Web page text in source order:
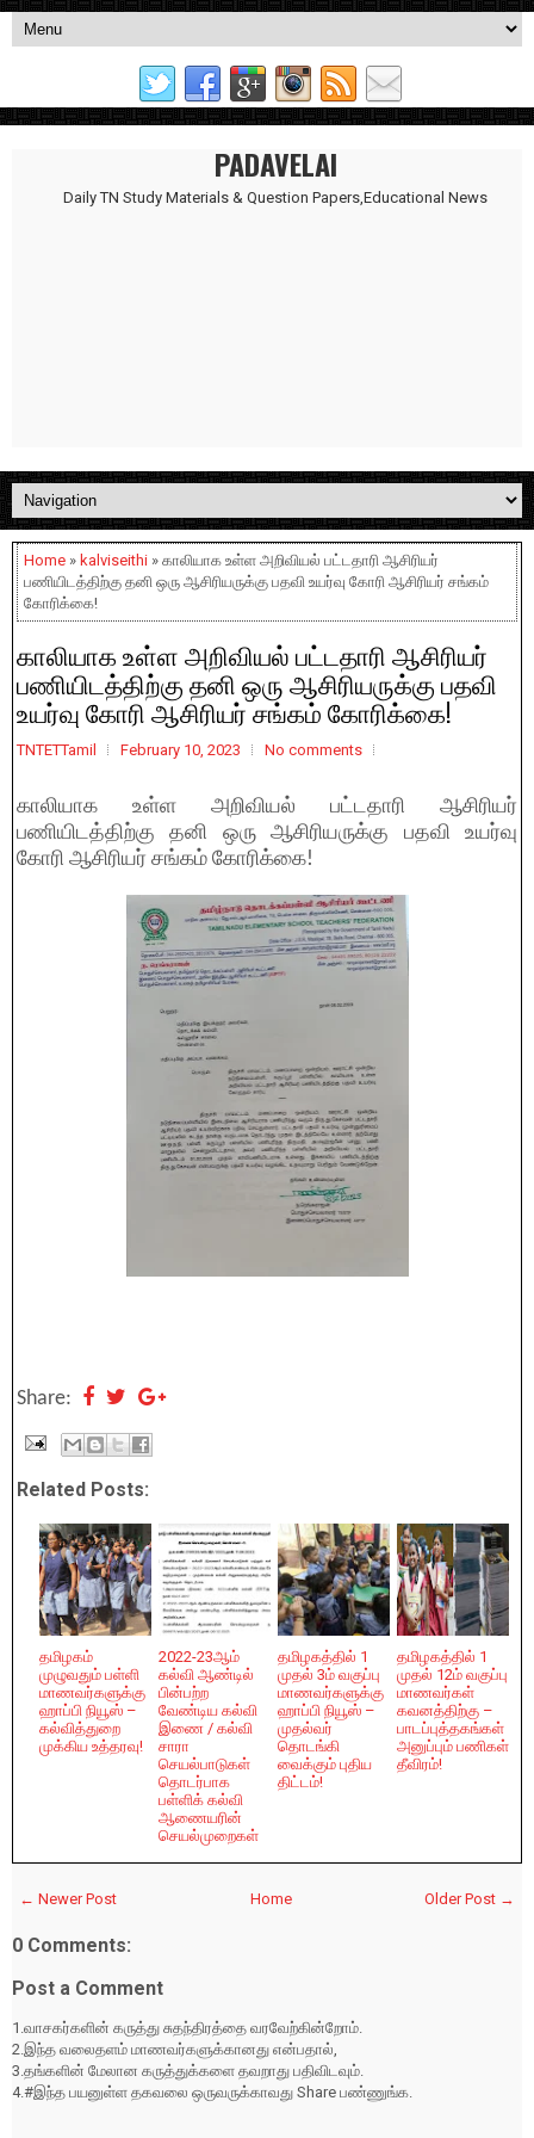
PADAVELAI
Daily TN Study Materials & Question Papers,Educational News
Home » kalviseithi » காலியாக உள்ள அறிவியல் பட்டதாரி ஆசிரியர்
பணியிடத்திற்கு தனி ஒரு ஆசிரியருக்கு பதவி உயர்வு கோரி ஆசிரியர் சங்கம்
கோரிக்கை!
காலியாக உள்ள அறிவியல் பட்டதாரி ஆசிரியர்
பணியிடத்திற்கு தனி ஒரு ஆசிரியருக்கு பதவி
உயர்வு கோரி ஆசிரியர் சங்கம் கோரிக்கை!
TNTETTamil February 10, 2023 No comments
காலியாக உள்ள அறிவியல் பட்டதாரி ஆசிரியர்
பணியிடத்திற்கு தனி ஒரு ஆசிரியருக்கு பதவி உயர்வு
கோரி ஆசிரியர் சங்கம் கோரிக்கை!
Share:
Related Posts:
தமிழகம்
முழுவதும் பள்ளி
மாணவர்களுக்கு
ஹாப்பி நியூஸ் –
கல்வித்துறை
முக்கிய உத்தரவு!
2022-23ஆம்
கல்வி ஆண்டில்
பின்பற்ற
வேண்டிய கல்வி
இணை / கல்வி
சாரா
செயல்பாடுகள்
தொடர்பாக
பள்ளிக் கல்வி
ஆணையரின்
செயல்முறைகள்
தமிழகத்தில் 1
முதல் 3ம் வகுப்பு
மாணவர்களுக்கு
ஹாப்பி நியூஸ் –
முதல்வர்
தொடங்கி
வைக்கும் புதிய
திட்டம்!
தமிழகத்தில் 1
முதல் 12ம் வகுப்பு
மாணவர்கள்
கவனத்திற்கு –
பாடப்புத்தகங்கள்
அனுப்பும் பணிகள்
தீவிரம்!
← Newer Post Older Post →
Home
0 Comments:
Post a Comment
1.வாசகர்களின் கருத்து சுதந்திரத்தை வரவேற்கின்றோம்.
2.இந்த வலைதளம் மாணவர்களுக்கானது என்பதால்,
3.தங்களின் மேலான கருத்துக்களை தவறாது பதிவிடவும்.
4.#இந்த பயனுள்ள தகவலை ஒருவருக்காவது Share பண்ணுங்க.